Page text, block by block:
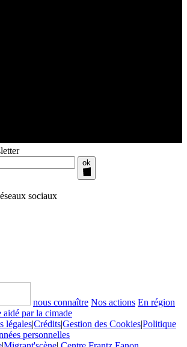
ok
sociaux
nous connaître Nos actions En région
aidé par la cimade
légales|Crédits|Gestion des Cookies|Politique
personnelles